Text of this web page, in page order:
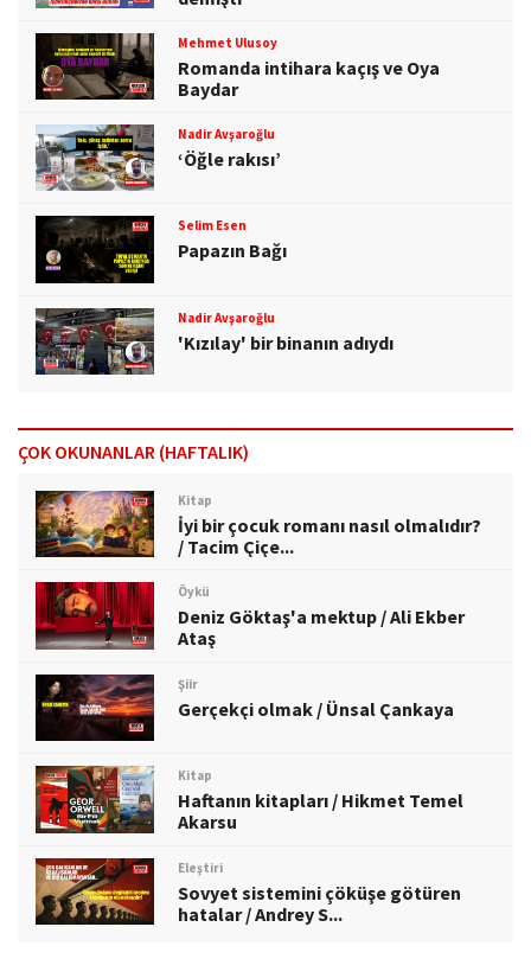
Mehmet Ulusoy
Romanda intihara kaçış ve Oya
Baydar
Nadir Avşaroğlu
‘Öğle rakısı’
Selim Esen
Papazın Bağı
Nadir Avşaroğlu
'Kızılay' bir binanın adıydı
ÇOK OKUNANLAR (HAFTALIK)
Kitap
İyi bir çocuk romanı nasıl olmalıdır?
/ Tacim Çiçe...
Öykü
Deniz Göktaş'a mektup / Ali Ekber
Ataş
Şiir
Gerçekçi olmak / Ünsal Çankaya
Kitap
Haftanın kitapları / Hikmet Temel
Akarsu
Eleştiri
Sovyet sistemini çöküşe götüren
hatalar / Andrey S...